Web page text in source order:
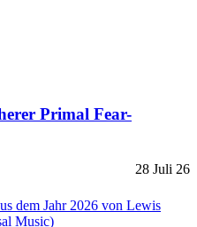
Primal Fear-
28 Juli 26